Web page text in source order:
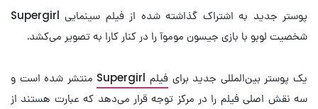
پوستر جدید به اشتراک گذاشته شده از فیلم سینمایی Supergirl
شخصیت لوبو با بازی جیسون موموآ را در کنار کارا به تصویر می‌کشد.
یک پوستر بین‌المللی جدید برای فیلم Supergirl
منتشر شده است و
سه نقش اصلی فیلم را در مرکز توجه قرار می‌دهد که عبارت هستند از